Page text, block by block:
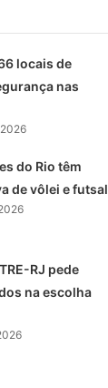
locais de
nas
do Rio têm
de vôlei e futsal
RJ pede
na escolha